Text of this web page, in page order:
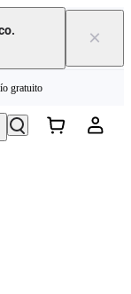
×
gratuito
gratuito